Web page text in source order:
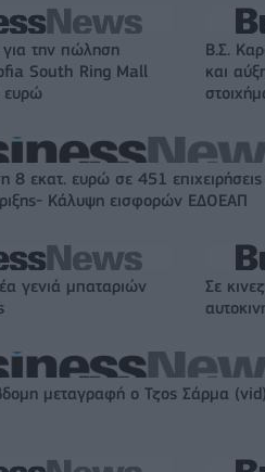
την πώληση
South Ring Mall
ευρώ
Β.Σ.
και
8 εκατ. ευρώ σε 451 επιχειρήσεις
Κάλυψη εισφορών ΕΔΟΕΑΠ
γενιά μπαταριών
Σε
μεταγραφή ο Τζος Σάρμα (vid)